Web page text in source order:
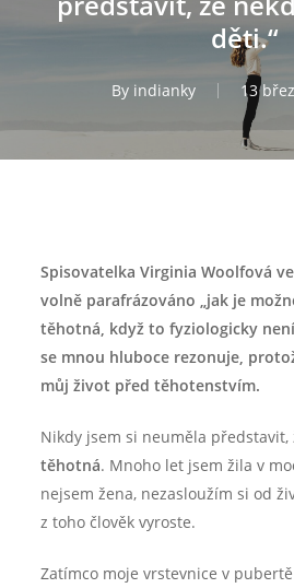
děti.“
By indianky 13
Spisovatelka Virginia Woolfová
volně parafrázováno „jak je
těhotná, když to fyziologicky
se mnou hluboce rezonuje,
můj život před těhotenstvím.
Nikdy jsem si neuměla
těhotná. Mnoho let jsem žila v
nejsem žena, nezasloužím si od
z toho člověk vyroste.
Zatímco moje vrstevnice v